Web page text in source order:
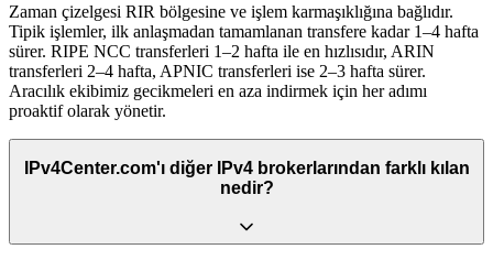
Zaman çizelgesi RIR bölgesine ve işlem karmaşıklığına bağlıdır.
Tipik işlemler, ilk anlaşmadan tamamlanan transfere kadar 1–4 hafta
sürer. RIPE NCC transferleri 1–2 hafta ile en hızlısıdır, ARIN
transferleri 2–4 hafta, APNIC transferleri ise 2–3 hafta sürer.
Aracılık ekibimiz gecikmeleri en aza indirmek için her adımı
proaktif olarak yönetir.
IPv4Center.com'ı diğer IPv4 brokerlarından farklı kılan
nedir?